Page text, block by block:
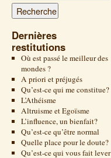
Dernières
restitutions
Où est passé le meilleur des
mondes ?
A priori et préjugés
Qu’est-ce qui me constitue?
L’Athéisme
Altruisme et Egoïsme
L’influence, un bienfait?
Qu’est-ce qu’être normal
Quelle place pour le doute?
Qu’est-ce qui vous fait lever